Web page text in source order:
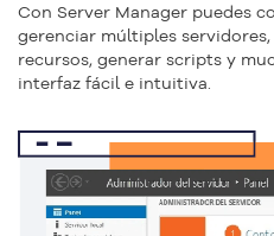
Con Server Manager puedes
gerenciar múltiples
recursos, generar scripts y
interfaz fácil e intuitiva.